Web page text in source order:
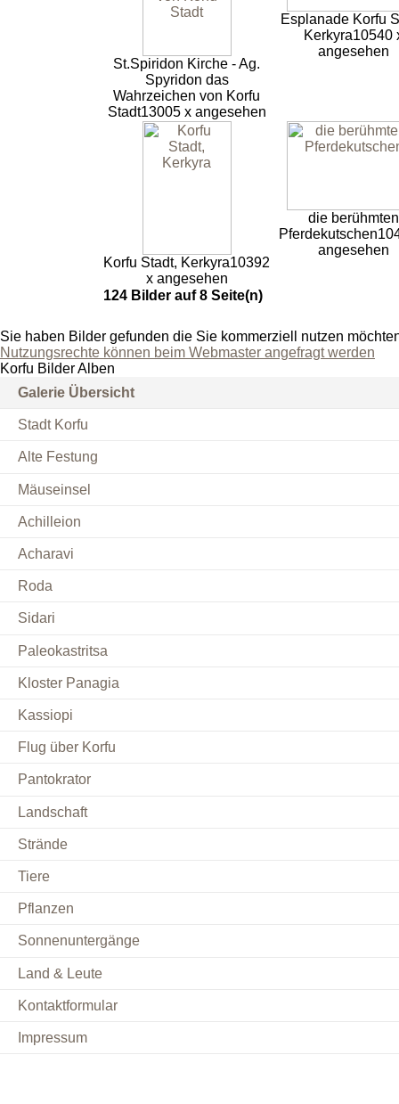
St.Spiridon Kirche - Ag.
Spyridon das
Wahrzeichen von Korfu
Stadt13005 x angesehen
Esplanade Korfu
Kerkyra10540
angesehen
Korfu Stadt, Kerkyra10392
x angesehen
die berühmten
Pferdekutschen
angesehen
124 Bilder auf 8 Seite(n)
Sie haben Bilder gefunden die Sie kommerziell nutzen
Nutzungsrechte können beim Webmaster angefragt werden
Korfu Bilder Alben
Galerie Übersicht
Stadt Korfu
Alte Festung
Mäuseinsel
Achilleion
Acharavi
Roda
Sidari
Paleokastritsa
Kloster Panagia
Kassiopi
Flug über Korfu
Pantokrator
Landschaft
Strände
Tiere
Pflanzen
Sonnenuntergänge
Land & Leute
Kontaktformular
Impressum